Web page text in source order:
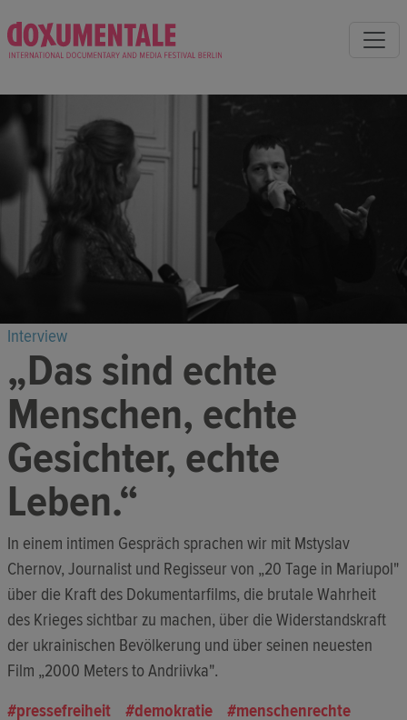
Interview
„Das sind echte
Menschen, echte
Gesichter, echte
Leben.“
In einem intimen Gespräch sprachen wir mit Mstyslav
Chernov, Journalist und Regisseur von „20 Tage in Mariupol"
über die Kraft des Dokumentarfilms, die brutale Wahrheit
des Krieges sichtbar zu machen, über die Widerstandskraft
der ukrainischen Bevölkerung und über seinen neuesten
Film „2000 Meters to Andriivka".
pressefreiheit
demokratie menschenrechte